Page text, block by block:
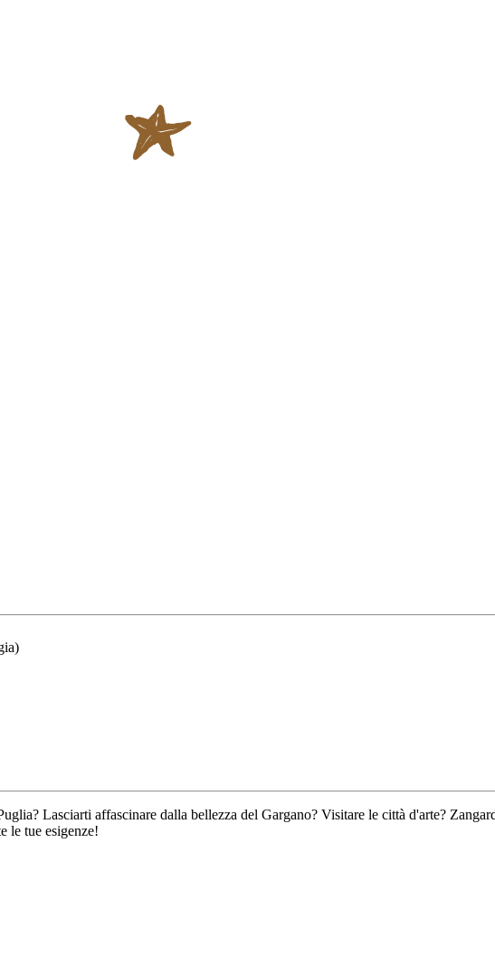
Lasciarti affascinare dalla bellezza del Gargano? Visitare le città d'arte?
le tue esigenze!